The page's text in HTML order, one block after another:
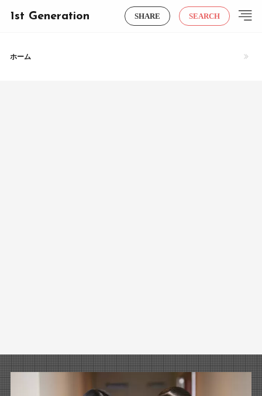
1st Generation SHARE SEARCH
ホーム